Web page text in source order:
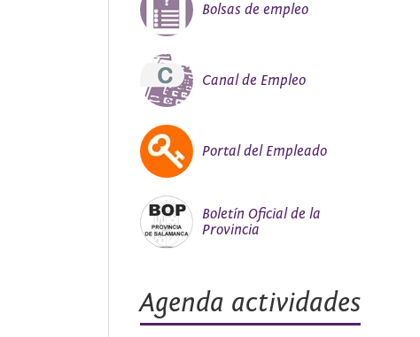
Bolsas de empleo
Canal de Empleo
Portal del Empleado
Boletín Oficial de la
Provincia
Agenda actividades